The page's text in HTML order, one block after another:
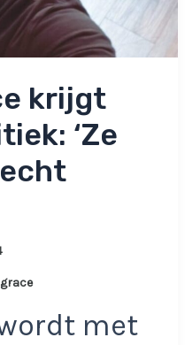
krijgt
‘Ze
met